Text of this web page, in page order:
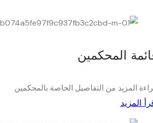
المحكمين
المزيد من التفاصيل الخاصة بالمحكمين
المزيد